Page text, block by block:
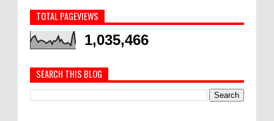
TOTAL PAGEVIEWS
1,035,466
SEARCH THIS BLOG